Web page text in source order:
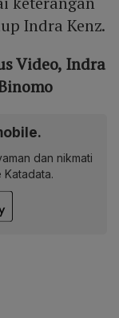
Indra Kenz.
Video, Indra
dan nikmati